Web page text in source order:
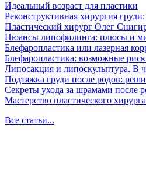
Идеальный возраст для пластики
Реконструктивная хирургия
Пластический хирург Олег
Нюансы липофилинга: плюсы и
Блефаропластика или лазерная
Блефаропластика: возможные
Липосакция и липоскульптура. В
Подтяжка груди после родов:
Секреты ухода за шрамами после
Мастерство пластического
Все статьи...